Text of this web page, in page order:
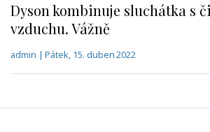
Dyson kombinuje sluchátka s
vzduchu. Vážně
admin | Pátek, 15. duben 2022